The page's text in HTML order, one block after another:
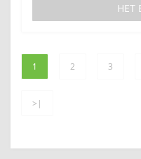
НЕТ
1 2 3
>|